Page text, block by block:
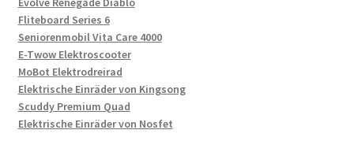
Fliteboard Series 6
Seniorenmobil Vita Care 4000
E-Twow Elektroscooter
MoBot Elektrodreirad
Elektrische Einräder von Kingsong
Scuddy Premium Quad
Elektrische Einräder von Nosfet